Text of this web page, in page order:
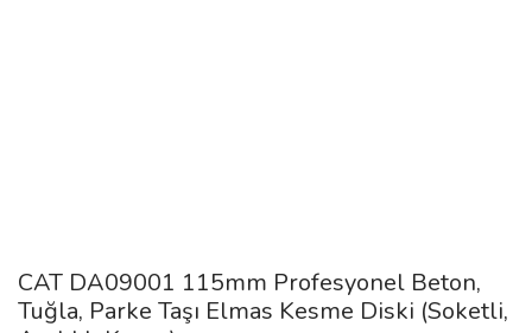
CAT DA09001 115mm Profesyonel Beton,
Tuğla, Parke Taşı Elmas Kesme Diski (Soketli,